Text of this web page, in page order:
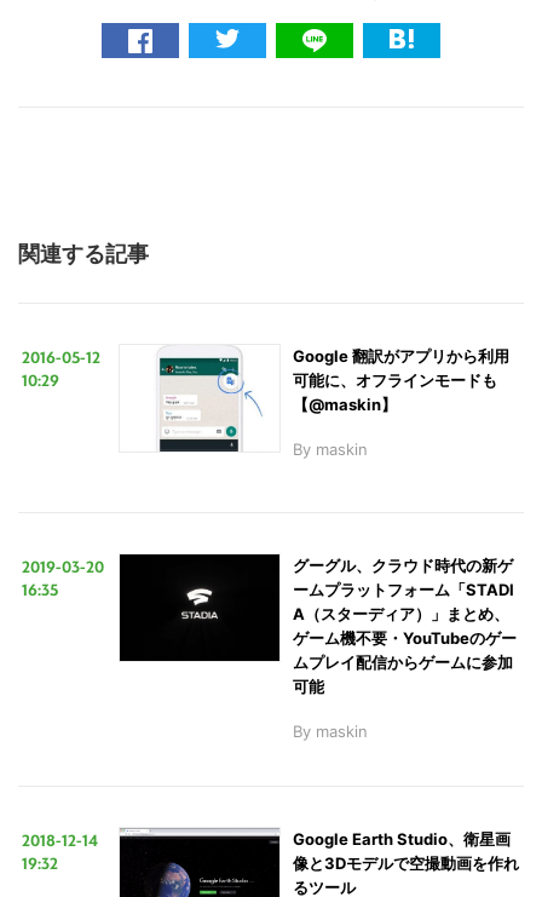
関連する記事
2016-05-12
10:29
Google 翻訳がアプリから利用
可能に、オフラインモードも
【@maskin】
By maskin
2019-03-20
16:35
グーグル、クラウド時代の新ゲ
ームプラットフォーム「STADI
A（スターディア）」まとめ、
ゲーム機不要・YouTubeのゲー
ムプレイ配信からゲームに参加
可能
By maskin
2018-12-14
19:32
Google Earth Studio、衛星画
像と3Dモデルで空撮動画を作れ
るツール
ト
索